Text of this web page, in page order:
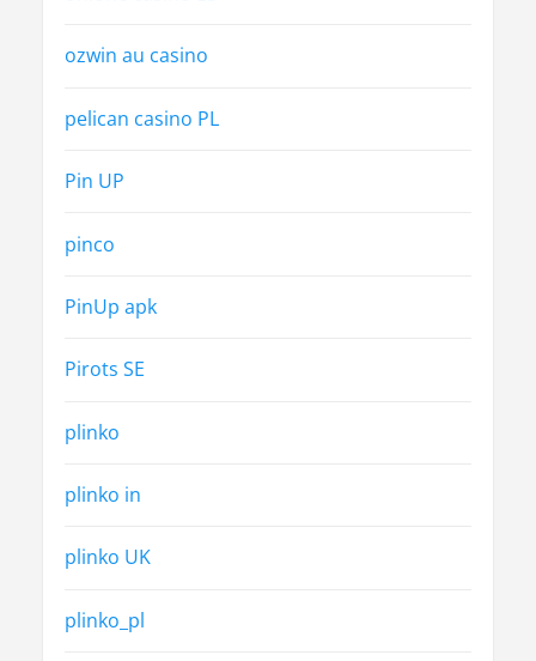
ozwin au casino
pelican casino PL
Pin UP
pinco
PinUp apk
Pirots SE
plinko
plinko in
plinko UK
plinko_pl